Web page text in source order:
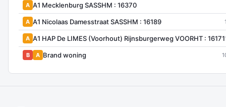
A A1 Mecklenburg SASSHM : 16370
A A1 Nicolaas Damesstraat SASSHM : 16189
A A1 HAP De LIMES (Voorhout) Rijnsburgerweg VOORHT : 16171
B A Brand woning